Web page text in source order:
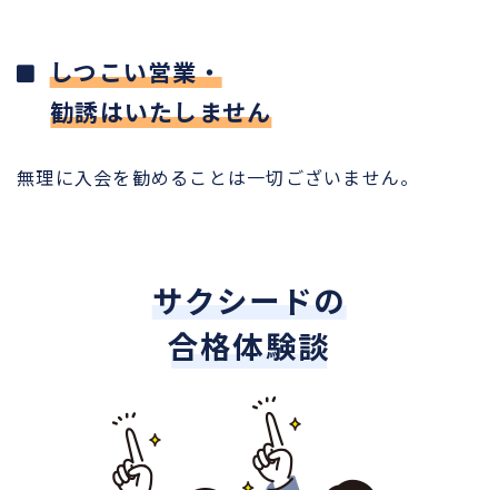
しつこい営業・
勧誘はいたしません
無理に入会を勧めることは一切ございません。
サクシードの
合格体験談